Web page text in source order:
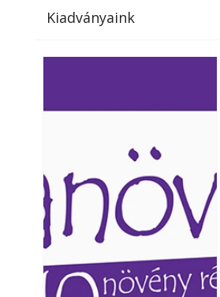
az otthonában, útközben vagy
elérhetők lapszámaink. Bárhol,
Kiadványaink